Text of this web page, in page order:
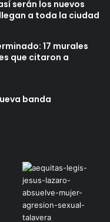
serán los nuevos
a toda la ciudad
17 murales
que citaron a
banda